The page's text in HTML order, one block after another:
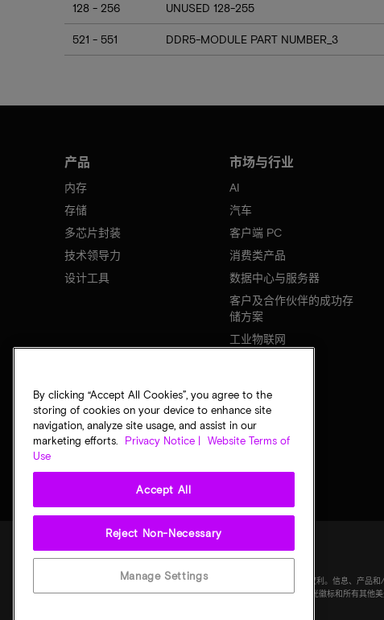
128 - 256 UNUSED 128-255
521 - 551 DDR5-MODULE PART NUMBER_3
产品
内存
存储
多芯片封装
技术领导力
设计工具
市场与行业
AI
汽车
客户端 PC
消费类产品
数据中心与服务器
客户及合作伙伴的成功存
储方案
工业物联网
法律隐私声明销售条款您的隐私选择
Micron Technology Inc.（美光科技股份有限公司）保留所有权利。信息、产品
均按"原样"提供，无任何形式的保证。图样可能不符合比例。美光、美光徽标和所有其他
By clicking “Accept All Cookies”, you agree to the
storing of cookies on your device to enhance site
navigation, analyze site usage, and assist in our
marketing efforts.
Privacy Notice |
Website Terms of
Use
Accept All
Reject Non-Necessary
Manage Settings